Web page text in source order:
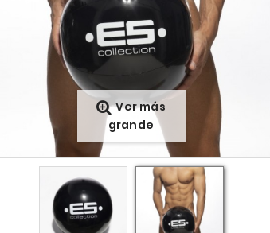
Ver más
grande